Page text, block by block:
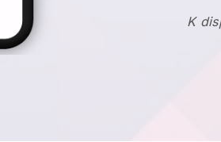
K